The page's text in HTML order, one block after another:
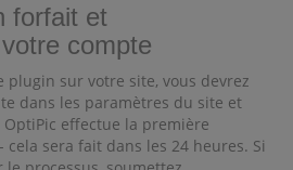
forfait et
compte
plugin sur votre site, vous devrez
dans les paramètres du site et
effectue la première
sera fait dans les 24 heures. Si